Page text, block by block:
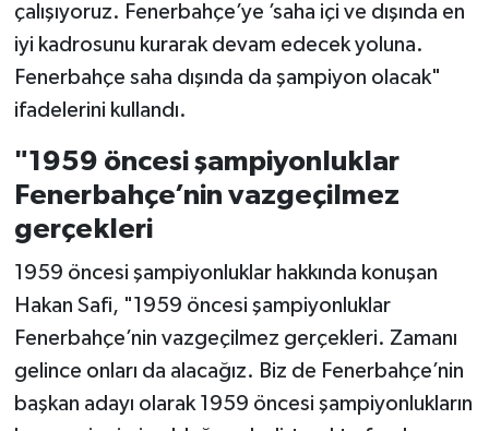
çalışıyoruz. Fenerbahçe’ye ’saha içi ve dışında en
iyi kadrosunu kurarak devam edecek yoluna.
Fenerbahçe saha dışında da şampiyon olacak"
ifadelerini kullandı.
"1959 öncesi şampiyonluklar
Fenerbahçe’nin vazgeçilmez
gerçekleri
1959 öncesi şampiyonluklar hakkında konuşan
Hakan Safi, "1959 öncesi şampiyonluklar
Fenerbahçe’nin vazgeçilmez gerçekleri. Zamanı
gelince onları da alacağız. Biz de Fenerbahçe’nin
başkan adayı olarak 1959 öncesi şampiyonlukların